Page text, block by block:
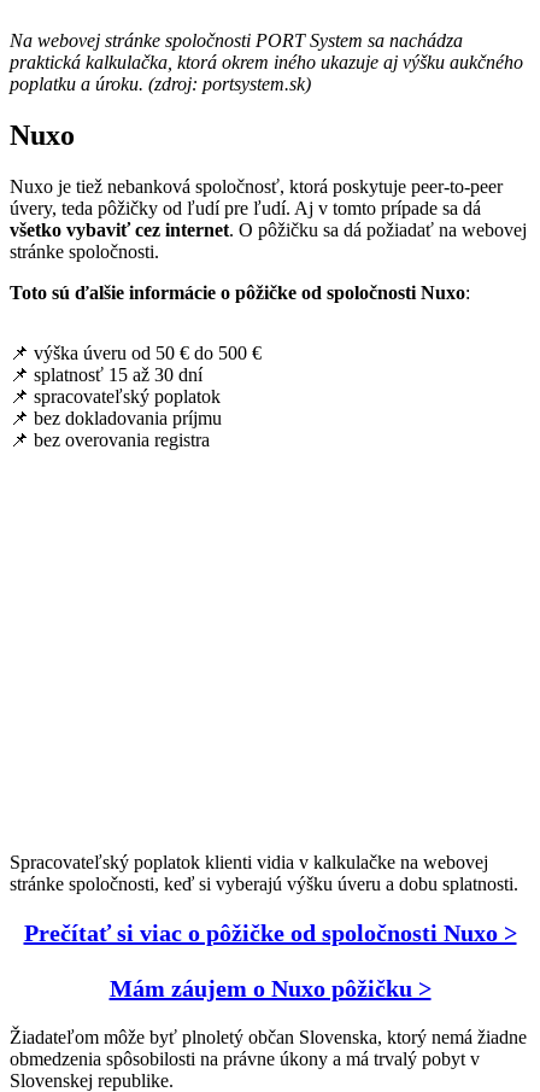
Na webovej stránke spoločnosti PORT System sa nachádza
praktická kalkulačka, ktorá okrem iného ukazuje aj výšku aukčného
poplatku a úroku. (zdroj: portsystem.sk)
Nuxo
Nuxo je tiež nebanková spoločnosť, ktorá poskytuje peer-to-peer
úvery, teda pôžičky od ľudí pre ľudí. Aj v tomto prípade sa dá
všetko vybaviť cez internet. O pôžičku sa dá požiadať na webovej
stránke spoločnosti.
Toto sú ďalšie informácie o pôžičke od spoločnosti Nuxo:
📌 výška úveru od 50 € do 500 €
📌 splatnosť 15 až 30 dní
📌 spracovateľský poplatok
📌 bez dokladovania príjmu
📌 bez overovania registra
Spracovateľský poplatok klienti vidia v kalkulačke na webovej
stránke spoločnosti, keď si vyberajú výšku úveru a dobu splatnosti.
Prečítať si viac o pôžičke od spoločnosti Nuxo >
Mám záujem o Nuxo pôžičku >
Žiadateľom môže byť plnoletý občan Slovenska, ktorý nemá žiadne
obmedzenia spôsobilosti na právne úkony a má trvalý pobyt v
Slovenskej republike.